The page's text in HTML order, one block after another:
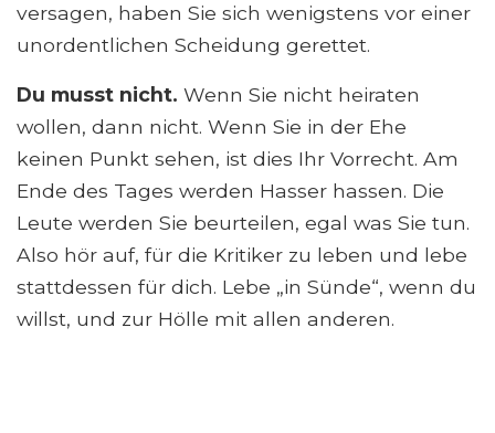
versagen, haben Sie sich wenigstens vor einer
unordentlichen Scheidung gerettet.
Du musst nicht. Wenn Sie nicht heiraten
wollen, dann nicht. Wenn Sie in der Ehe
keinen Punkt sehen, ist dies Ihr Vorrecht. Am
Ende des Tages werden Hasser hassen. Die
Leute werden Sie beurteilen, egal was Sie tun.
Also hör auf, für die Kritiker zu leben und lebe
stattdessen für dich. Lebe „in Sünde“, wenn du
willst, und zur Hölle mit allen anderen.